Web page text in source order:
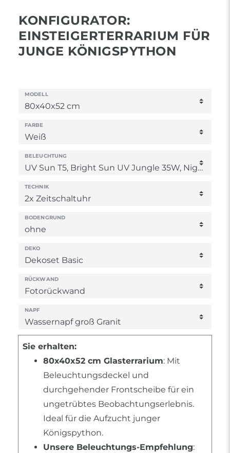
KONFIGURATOR:
EINSTEIGERTERRARIUM FÜR
JUNGE KÖNIGSPYTHON
MODELL
FARBE
BELEUCHTUNG
TECHNIK
BODENGRUND
DEKO
RÜCKWAND
NAPF
Sie erhalten:
80x40x52 cm Glasterrarium: Mit
Beleuchtungsdeckel und
durchgehender Frontscheibe für ein
ungetrübtes Beobachtungserlebnis.
Ideal für die Aufzucht junger
Königspython.
Unsere Beleuchtungs-Empfehlung: